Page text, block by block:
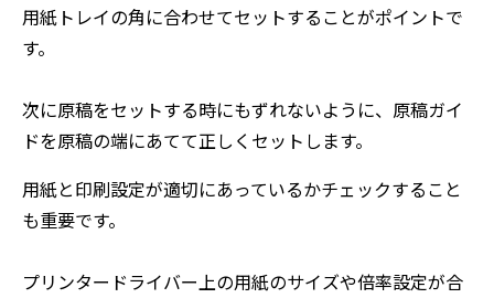
用紙トレイの角に合わせてセットすることがポイントで
す。
次に原稿をセットする時にもずれないように、原稿ガイ
ドを原稿の端にあてて正しくセットします。
用紙と印刷設定が適切にあっているかチェックすること
も重要です。
プリンタードライバー上の用紙のサイズや倍率設定が合